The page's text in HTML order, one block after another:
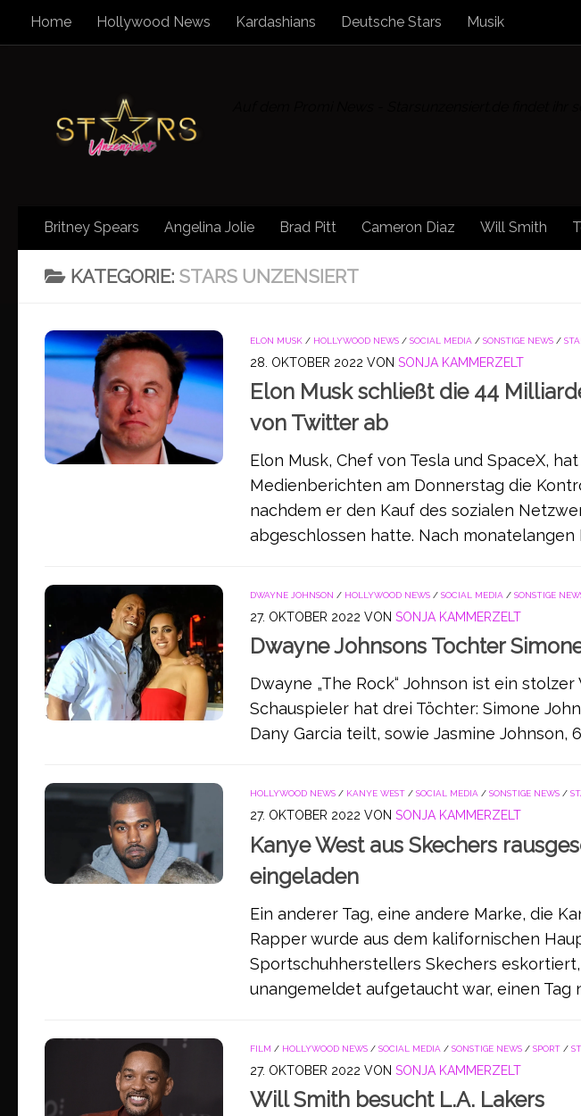
Zum Inhalt springen
Home Hollywood News Kardashians Deutsche Stars Musik
Britney Spears Angelina Jolie Brad Pitt Cameron Diaz Will Smith
KATEGORIE: STARS UNZENSIERT
ELON MUSK / HOLLYWOOD NEWS / SOCIAL MEDIA / SONSTIGE NEWS /
28. OKTOBER 2022 VON SONJA KAMMERZELT
Elon Musk schließt die 44
von Twitter ab
Elon Musk, Chef von Tesla und SpaceX,
Medienberichten am Donnerstag die
nachdem er den Kauf des sozialen
abgeschlossen hatte. Nach monatelangen
DWAYNE JOHNSON / HOLLYWOOD NEWS / SOCIAL MEDIA / SONSTIGE
27. OKTOBER 2022 VON SONJA KAMMERZELT
Dwayne Johnsons Tochter
Dwayne „The Rock“ Johnson ist ein
Schauspieler hat drei Töchter: Simone
Dany Garcia teilt, sowie Jasmine Johnson,
HOLLYWOOD NEWS / KANYE WEST / SOCIAL MEDIA / SONSTIGE NEWS /
27. OKTOBER 2022 VON SONJA KAMMERZELT
Kanye West aus Skechers
eingeladen
Ein anderer Tag, eine andere Marke, die
Rapper wurde aus dem kalifornischen
Sportschuhherstellers Skechers
unangemeldet aufgetaucht war, einen Tag
FILM / HOLLYWOOD NEWS / SOCIAL MEDIA / SONSTIGE NEWS / SPORT /
27. OKTOBER 2022 VON SONJA KAMMERZELT
Will Smith besucht L.A. Lakers